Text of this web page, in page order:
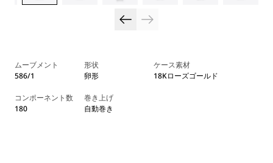
ムーブメント
586/1
形状
卵形
ケース素材
18Kローズゴールド
コンポーネント数
180
巻き上げ
自動巻き